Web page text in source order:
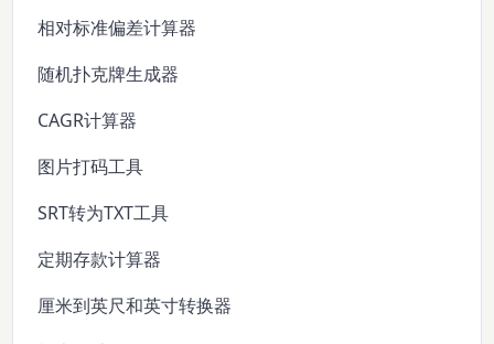
相对标准偏差计算器
随机扑克牌生成器
CAGR计算器
图片打码工具
SRT转为TXT工具
定期存款计算器
厘米到英尺和英寸转换器